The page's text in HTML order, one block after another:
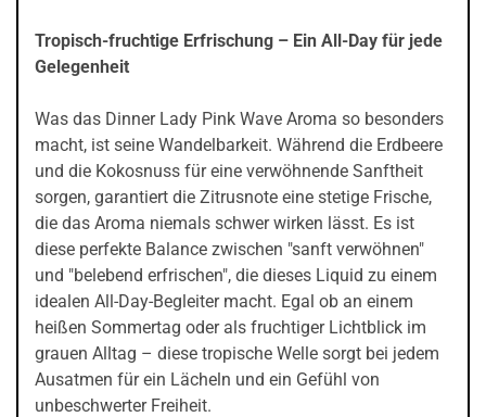
Tropisch-fruchtige Erfrischung – Ein All-Day für jede
Gelegenheit
Was das Dinner Lady Pink Wave Aroma so besonders
macht, ist seine Wandelbarkeit. Während die Erdbeere
und die Kokosnuss für eine verwöhnende Sanftheit
sorgen, garantiert die Zitrusnote eine stetige Frische,
die das Aroma niemals schwer wirken lässt. Es ist
diese perfekte Balance zwischen "sanft verwöhnen"
und "belebend erfrischen", die dieses Liquid zu einem
idealen All-Day-Begleiter macht. Egal ob an einem
heißen Sommertag oder als fruchtiger Lichtblick im
grauen Alltag – diese tropische Welle sorgt bei jedem
Ausatmen für ein Lächeln und ein Gefühl von
unbeschwerter Freiheit.